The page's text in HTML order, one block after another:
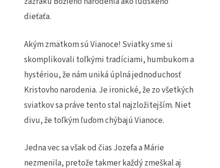
dieťaťa.
Akým zmätkom sú Vianoce! Sviatky sme si
skomplikovali toľkými tradíciami, humbukom a
hystériou, že nám uniká úplná jednoduchosť
Kristovho narodenia. Je ironické, že zo všetkých
sviatkov sa práve tento stal najzložitejším. Niet
divu, že toľkým ľuďom chýbajú Vianoce.
Jedna vec sa však od čias Jozefa a Márie
nezmenila, pretože takmer každý zmeškal aj